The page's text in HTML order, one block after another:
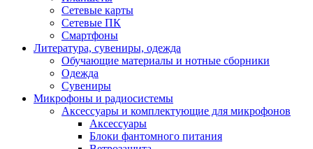
Сетевые карты
Сетевые ПК
Смартфоны
Литература, сувениры, одежда
Обучающие материалы и нотные сборники
Одежда
Сувениры
Микрофоны и радиосистемы
Аксессуары и комплектующие для микрофонов
Аксессуары
Блоки фантомного питания